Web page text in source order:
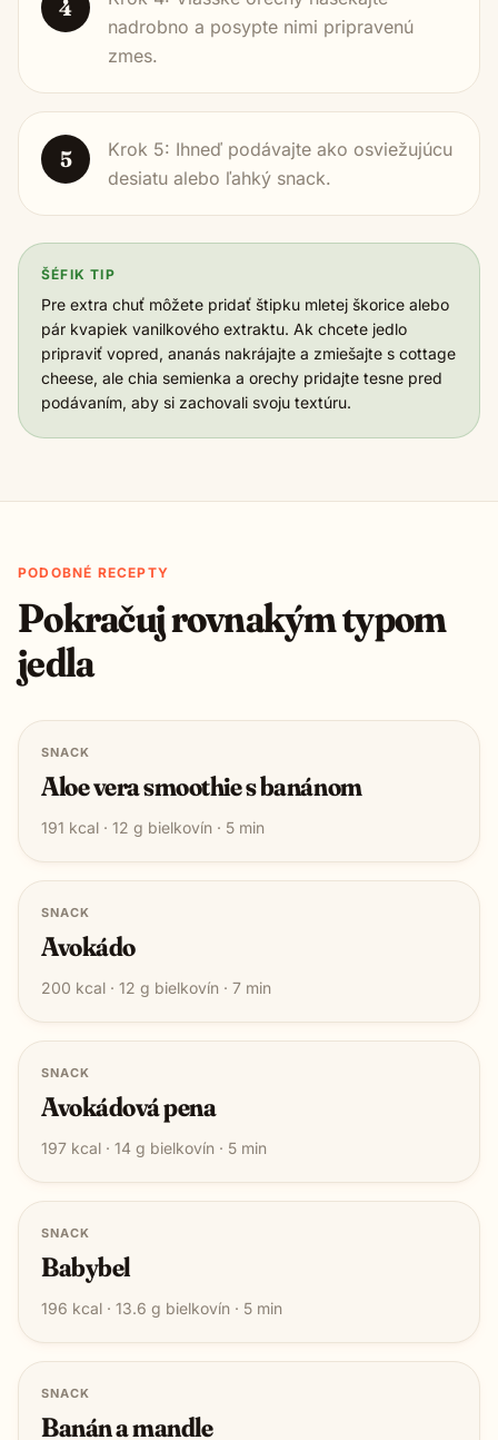
4
nadrobno a posypte nimi pripravenú
zmes.
5
Krok 5: Ihneď podávajte ako osviežujúcu
desiatu alebo ľahký snack.
ŠÉFIK TIP
Pre extra chuť môžete pridať štipku mletej škorice alebo
pár kvapiek vanilkového extraktu. Ak chcete jedlo
pripraviť vopred, ananás nakrájajte a zmiešajte s cottage
cheese, ale chia semienka a orechy pridajte tesne pred
podávaním, aby si zachovali svoju textúru.
PODOBNÉ RECEPTY
Pokračuj rovnakým typom
jedla
SNACK
Aloe vera smoothie s banánom
191 kcal · 12 g bielkovín · 5 min
SNACK
Avokádo
200 kcal · 12 g bielkovín · 7 min
SNACK
Avokádová pena
197 kcal · 14 g bielkovín · 5 min
SNACK
Babybel
196 kcal · 13.6 g bielkovín · 5 min
SNACK
Banán a mandle